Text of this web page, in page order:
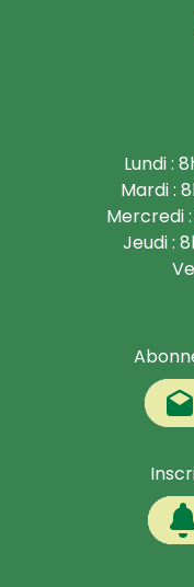
Lundi :
Mardi :
Mercredi :
Jeudi :